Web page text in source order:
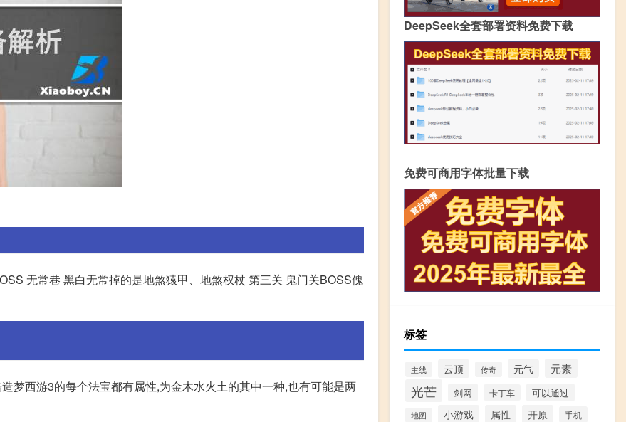
无常巷 黑白无常掉的是地煞猿甲、地煞权杖 第三关 鬼门关BOSS傀
梦西游3的每个法宝都有属性,为金木水火土的其中一种,也有可能是两
DeepSeek全套部署资料免费下载
免费可商用字体批量下载
标签
主线 云顶 传奇 元气 元素
光芒 剑网 卡丁车 可以通过
地图 小游戏 属性 开原 手机